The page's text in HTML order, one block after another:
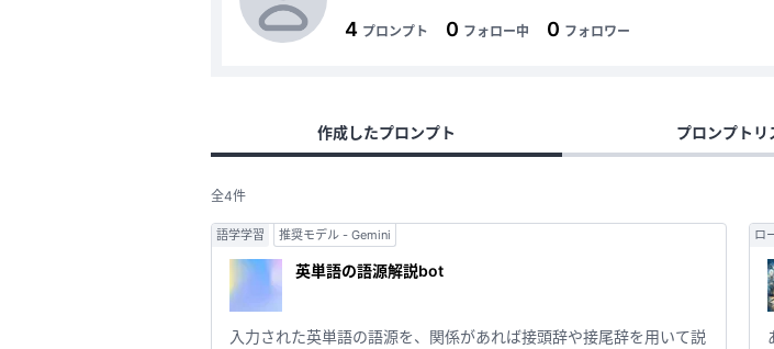
4 プロンプト 0 フォロー中 0 フォロワー
作成したプロンプト プロンプトリ
全4件
語学学習 推奨モデル - Gemini
英単語の語源解説bot
入力された英単語の語源を、関係があれば接頭辞や接尾辞を用いて説
ロ